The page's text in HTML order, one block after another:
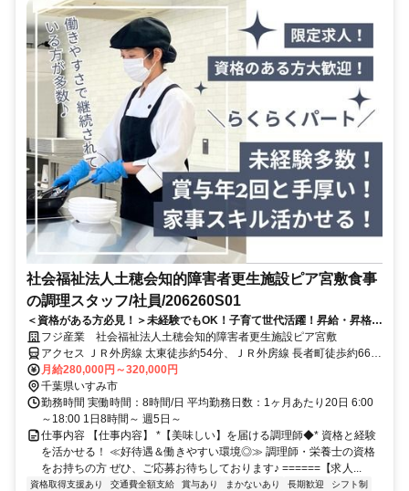
社会福祉法人土穂会知的障害者更生施設ピア宮敷食事
の調理スタッフ/社員/206260S01
＜資格がある方必見！＞未経験でもOK！子育て世代活躍！昇給・昇格・
ボーナスあり！
フジ産業 社会福祉法人土穂会知的障害者更生施設ピア宮敷
アクセス ＪＲ外房線 太東徒歩約54分、ＪＲ外房線 長者町徒歩約66
分、ＪＲ外房線 東浪見徒歩約75分 ＪＲ外房線 太東駅 車９分
月給280,000円～320,000円
千葉県いすみ市
勤務時間 実働時間：8時間/日 平均勤務日数：1ヶ月あたり20日 6:00
～18:00 1日8時間～ 週5日～
仕事内容 【仕事内容】 *【美味しい】を届ける調理師◆* 資格と経験
を活かせる！ ≪好待遇＆働きやすい環境◎≫ 調理師・栄養士の資格
をお持ちの方 ぜひ、ご応募お待ちしております♪ ======【求人...
資格取得支援あり 交通費全額支給 賞与あり まかないあり 長期歓迎 シフト制